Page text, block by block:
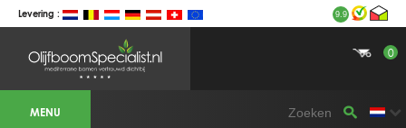
Levering : 9.9
BOTANICALGROUP WERKGEBIEDEN &
WEBSITES
0
MENU